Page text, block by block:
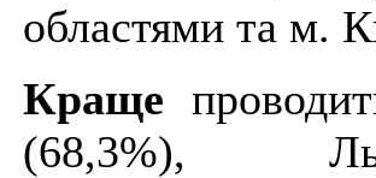
областями та м.
Краще
(68,3%),